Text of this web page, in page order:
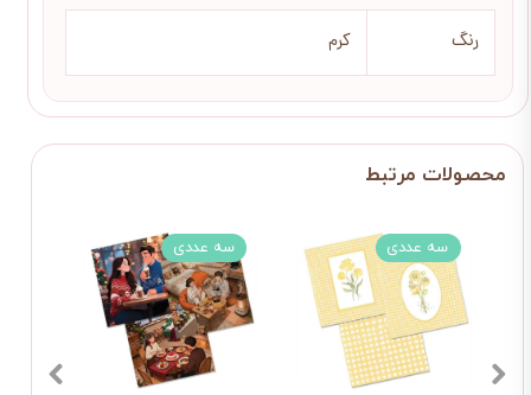
رنگ کرم
سه عددی سه عددی